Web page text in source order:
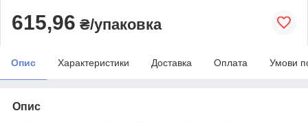
615,96 ₴/упаковка
Опис Характеристики Доставка Оплата Умови
Опис